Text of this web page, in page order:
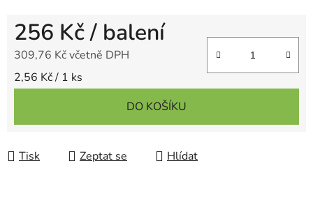
256 Kč/ balení
309,76 Kč včetně DPH
Měrná cena:
2,56 Kč / 1 ks
DO KOŠÍKU
Tisk Zeptat se Hlídat